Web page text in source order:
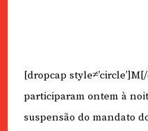
[dropcap
participaram ontem à
suspensão do mandato